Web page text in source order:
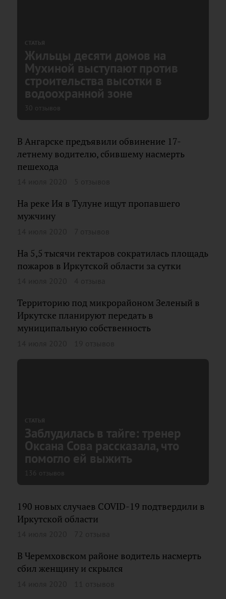
СТАТЬЯ
Жильцы десяти домов на
Мухиной выступают против
строительства высотки в
водоохранной зоне
30 отзывов
В Ангарске предъявили обвинение 17-
летнему водителю, сбившему насмерть
пешехода
На реке Ия в Тулуне ищут пропавшего
мужчину
На 5,5 тысячи гектаров сократилась площадь
пожаров в Иркутской области за сутки
Территорию под микрорайоном Зеленый в
Иркутске планируют передать в
муниципальную собственность
СТАТЬЯ
Заблудилась в тайге: тренер
Оксана Сова рассказала, что
помогло ей выжить
136 отзывов
190 новых случаев COVID-19 подтвердили в
Иркутской области
В Черемховском районе водитель насмерть
сбил женщину и скрылся